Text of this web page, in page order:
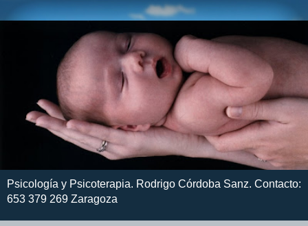
Psicología y Psicoterapia. Rodrigo Córdoba Sanz. Contacto:
653 379 269 Zaragoza